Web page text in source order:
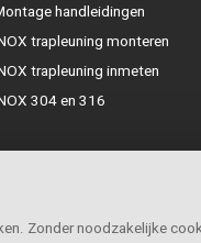
handleidingen
trapleuning monteren
trapleuning inmeten
304 en 316
Zonder noodzakelijke